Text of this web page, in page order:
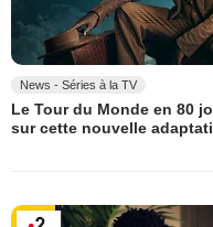
News - Séries à la TV
Le Tour du Monde en 80
sur cette nouvelle